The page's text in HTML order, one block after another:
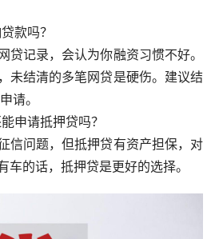
款吗？
贷记录，会认为你融资习惯不好。
未结清的多笔网贷是硬伤。建议结
请。
申请抵押贷吗？
信问题，但抵押贷有资产担保，对
车的话，抵押贷是更好的选择。